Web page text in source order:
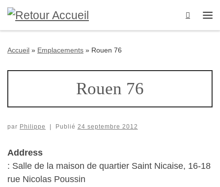
Passer au contenu
Search
Accueil » Emplacements » Rouen 76
Rouen 76
par Philippe Publié 24 septembre 2012
Address
: Salle de la maison de quartier Saint Nicaise, 16-18
rue Nicolas Poussin